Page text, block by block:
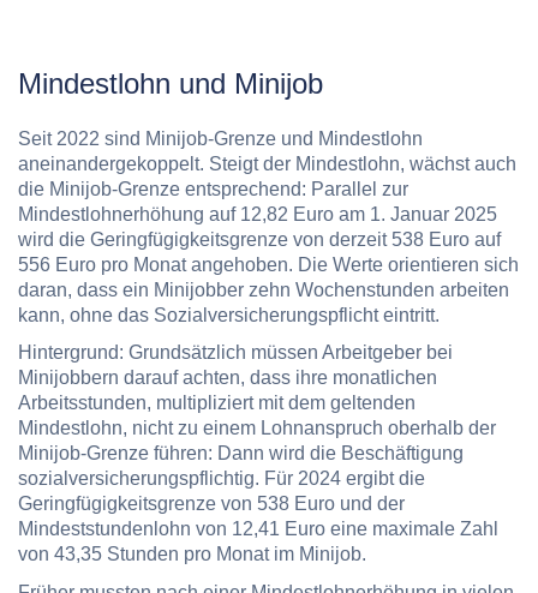
Mindestlohn und Minijob
Seit 2022 sind Minijob-Grenze und Mindestlohn
aneinandergekoppelt. Steigt der Mindestlohn, wächst auch
die Minijob-Grenze entsprechend: Parallel zur
Mindestlohnerhöhung auf 12,82 Euro am 1. Januar 2025
wird die Geringfügigkeitsgrenze von derzeit 538 Euro auf
556 Euro pro Monat angehoben. Die Werte orientieren sich
daran, dass ein Minijobber zehn Wochenstunden arbeiten
kann, ohne das Sozialversicherungspflicht eintritt.
Hintergrund: Grundsätzlich müssen Arbeitgeber bei
Minijobbern darauf achten, dass ihre monatlichen
Arbeitsstunden, multipliziert mit dem geltenden
Mindestlohn, nicht zu einem Lohnanspruch oberhalb der
Minijob-Grenze führen: Dann wird die Beschäftigung
sozialversicherungspflichtig. Für 2024 ergibt die
Geringfügigkeitsgrenze von 538 Euro und der
Mindeststundenlohn von 12,41 Euro eine maximale Zahl
von 43,35 Stunden pro Monat im Minijob.